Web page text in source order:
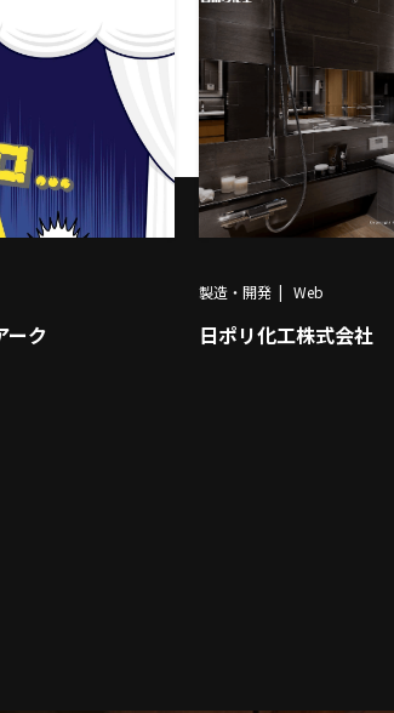
ーク
製造・開発 Web
日ポリ化工株式会社